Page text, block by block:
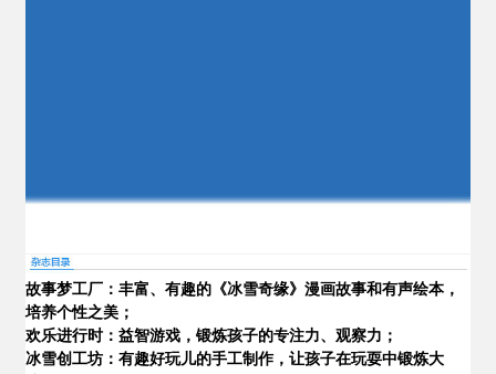
故事梦工厂：丰富、有趣的《冰雪奇缘》漫画故事和有声绘本，
培养个性之美；
欢乐进行时：益智游戏，锻炼孩子的专注力、观察力；
冰雪创工坊：有趣好玩儿的手工制作，让孩子在玩耍中锻炼大